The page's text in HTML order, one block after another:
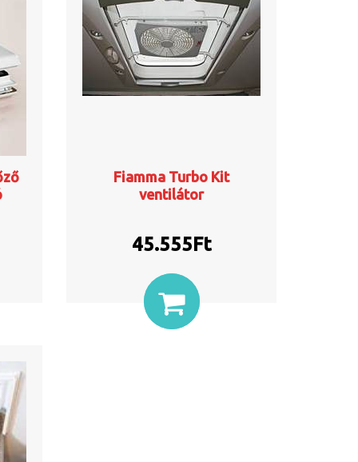
Fiamma Turbo Kit
ventilátor
45.555Ft